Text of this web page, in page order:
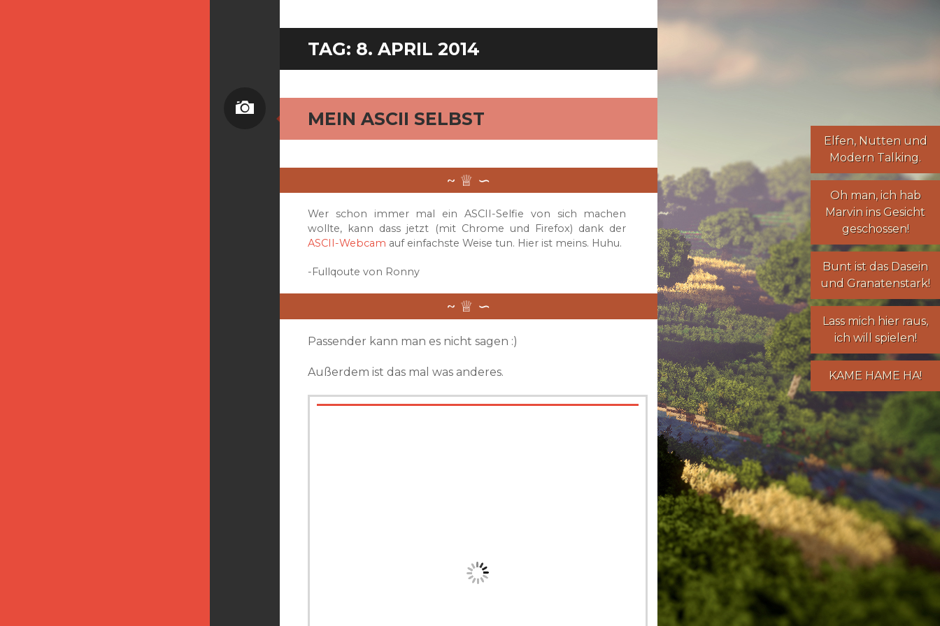
Elfen, Nuttenund
Modern Talking.
Oh man, ich hab
Marvin ins Gesicht
geschossen!
Bunt ist das Dasein
und Granatenstark!
Lass mich hier raus,
ich will spielen!
KAME HAME HA!
TAG: 8. APRIL 2014
MEIN ASCII SELBST
Wer schon immer mal ein ASCII-Selfie von sich machen
wollte, kann dass jetzt (mit Chrome und Firefox) dank der
ASCII-Webcam auf einfachste Weise tun. Hier ist meins. Huhu.
-Fullqoute von Ronny
Passender kann man es nicht sagen :)
Außerdem ist das mal was anderes.